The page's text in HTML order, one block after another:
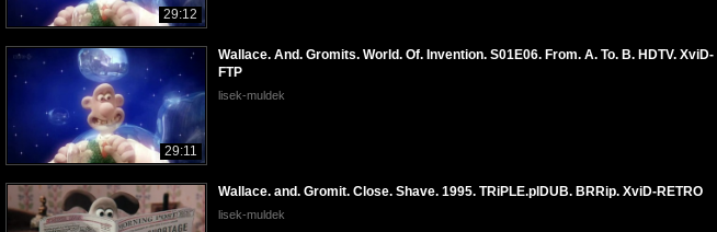
29:12
29:11
Wallace. And. Gromits. World. Of. Invention. S01E06. From. A. To. B. HDTV. XviD-
FTP
lisek-muldek
Wallace. and. Gromit. Close. Shave. 1995. TRiPLE.plDUB. BRRip. XviD-RETRO
lisek-muldek